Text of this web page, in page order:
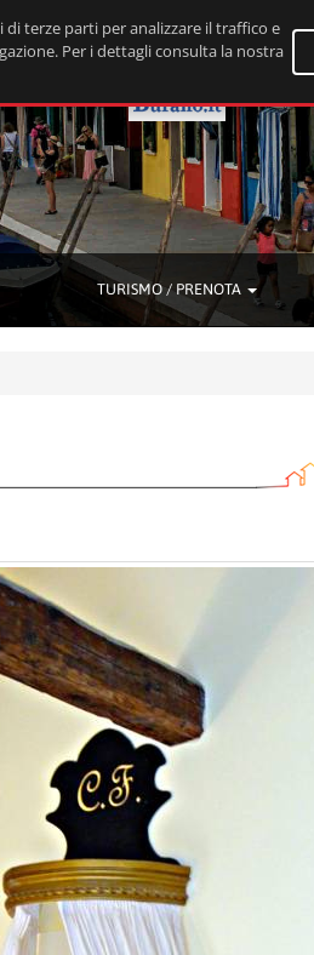
TURISMO / PRENOTA
terze parti per analizzare il traffico e
Per i dettagli consulta la nostra